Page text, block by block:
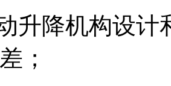
升降机构设计
；